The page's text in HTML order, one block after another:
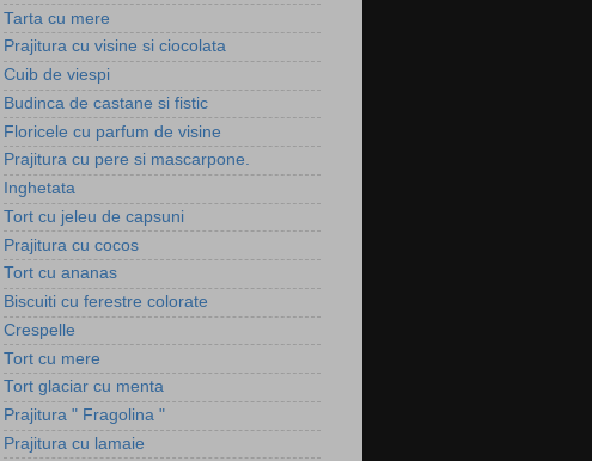
Tarta cu mere
Prajitura cu visine si ciocolata
Cuib de viespi
Budinca de castane si fistic
Floricele cu parfum de visine
Prajitura cu pere si mascarpone.
Inghetata
Tort cu jeleu de capsuni
Prajitura cu cocos
Tort cu ananas
Biscuiti cu ferestre colorate
Crespelle
Tort cu mere
Tort glaciar cu menta
Prajitura " Fragolina "
Prajitura cu lamaie